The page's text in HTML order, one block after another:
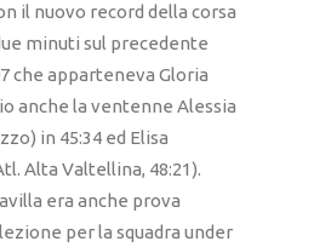
il nuovo record della corsa
minuti sul precedente
che apparteneva Gloria
anche la ventenne Alessia
in 45:34 ed Elisa
Alta Valtellina, 48:21).
era anche prova
per la squadra under